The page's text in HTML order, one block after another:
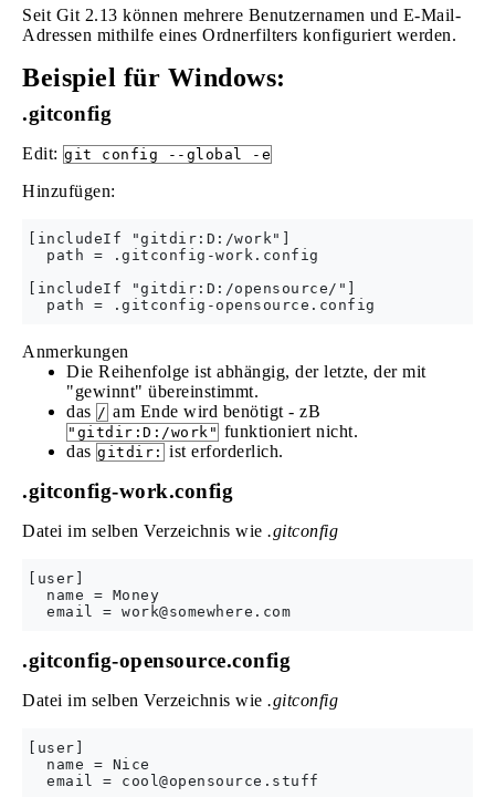
Seit Git 2.13 können mehrere Benutzernamen und E-Mail-
Adressen mithilfe eines Ordnerfilters konfiguriert werden.
Beispiel für Windows:
.gitconfig
Edit: git config --global -e
Hinzufügen:
[includeIf "gitdir:D:/work"]
  path = .gitconfig-work.config
[includeIf "gitdir:D:/opensource/"]
Anmerkungen
Die Reihenfolge ist abhängig, der letzte, der mit
"gewinnt" übereinstimmt.
das / am Ende wird benötigt - zB
"gitdir:D:/work" funktioniert nicht.
das gitdir: ist erforderlich.
.gitconfig-work.config
Datei im selben Verzeichnis wie .gitconfig
[user]
  name = Money
  email =
work@somewhere.com
.gitconfig-opensource.config
Datei im selben Verzeichnis wie .gitconfig
[user]
  name = Nice
  email =
cool@opensource.stuff